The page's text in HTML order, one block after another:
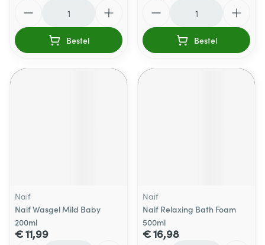
Bestel Bestel
Naif
Naif Wasgel Mild Baby
200ml
€ 11,99
Naif
Naif Relaxing Bath Foam
500ml
€ 16,98